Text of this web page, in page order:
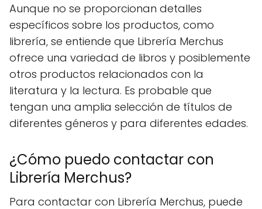
Aunque no se proporcionan detalles
específicos sobre los productos, como
librería, se entiende que Librería Merchus
ofrece una variedad de libros y posiblemente
otros productos relacionados con la
literatura y la lectura. Es probable que
tengan una amplia selección de títulos de
diferentes géneros y para diferentes edades.
¿Cómo puedo contactar con
Librería Merchus?
Para contactar con Librería Merchus, puede